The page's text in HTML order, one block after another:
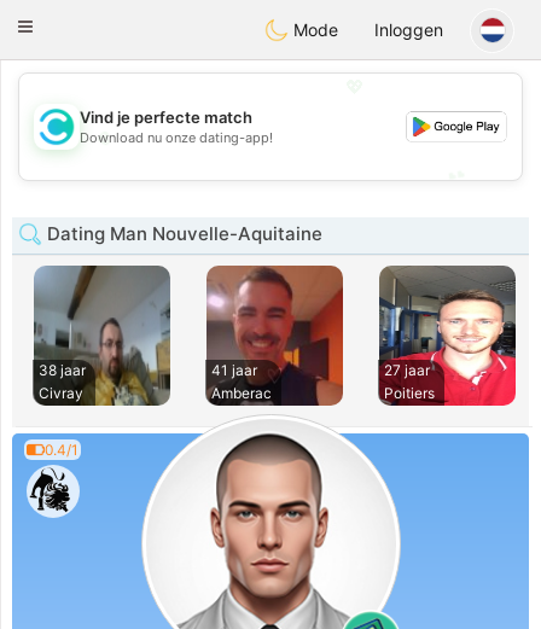
olombiaCitas
Toggle
Mode Inloggen
💖
💕
Vind je perfecte match
Download nu onze dating-app!
Dating Man Nouvelle-Aquitaine
38 jaar
Civray
41 jaar
Amberac
27 jaar
Poitiers
0.4/1